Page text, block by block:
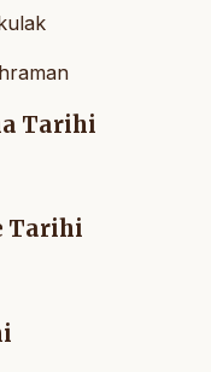
Tarihi
Tarihi